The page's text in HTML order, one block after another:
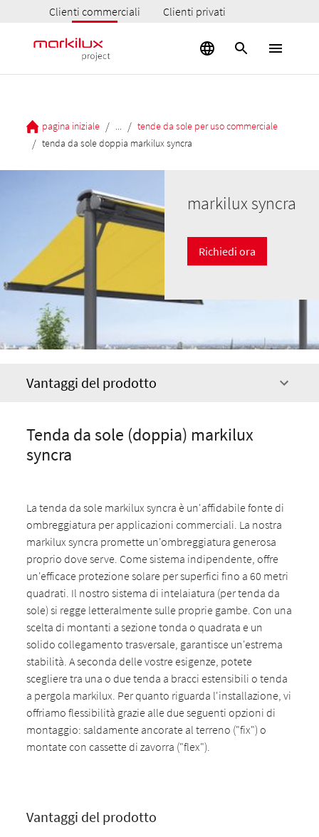
Clienti commerciali Clienti privati
pagina iniziale / / tende da sole per uso commerciale
/ tenda da sole doppia markilux syncra
markilux syncra
Richiedi ora
Vantaggi del prodotto
Tenda da sole (doppia) markilux
syncra
La tenda da sole markilux syncra è un'affidabile fonte di
ombreggiatura per applicazioni commerciali. La nostra
markilux syncra promette un'ombreggiatura generosa
proprio dove serve. Come sistema indipendente, offre
un'efficace protezione solare per superfici fino a 60 metri
quadrati. Il nostro sistema di intelaiatura (per tenda da
sole) si regge letteralmente sulle proprie gambe. Con una
scelta di montanti a sezione tonda o quadrata e un
solido collegamento trasversale, garantisce un'estrema
stabilità. A seconda delle vostre esigenze, potete
scegliere tra una o due tenda a bracci estensibili o tenda
a pergola markilux. Per quanto riguarda l'installazione, vi
offriamo flessibilità grazie alle due seguenti opzioni di
montaggio: saldamente ancorate al terreno ("fix") o
montate con cassette di zavorra ("flex").
Vantaggi del prodotto